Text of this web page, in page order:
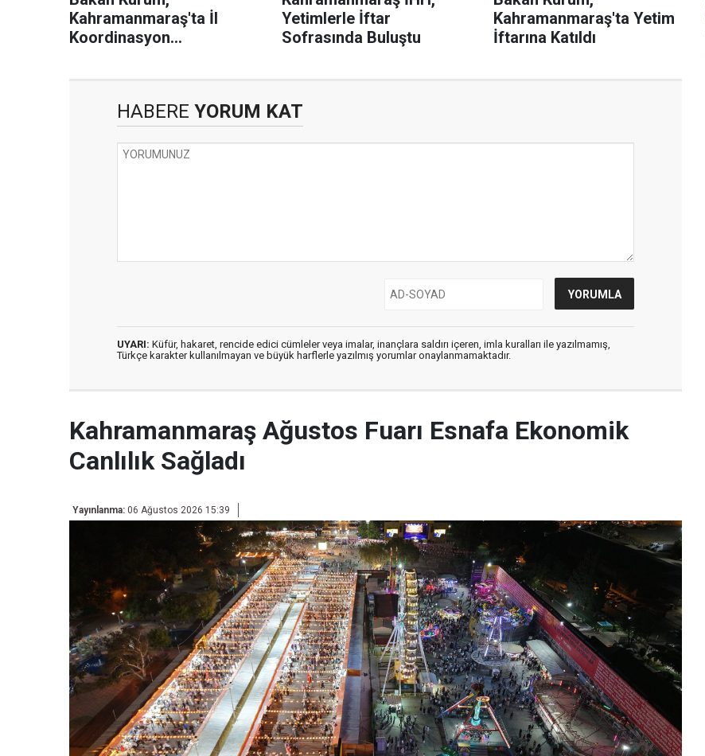
Kahramanmaraş'ta İl
Koordinasyon
Yetimlerle İftar
Sofrasında Buluştu
Kahramanmaraş'ta Yetim
İftarına Katıldı
HABERE YORUM KAT
UYARI: Küfür, hakaret, rencide edici cümleler veya imalar, inançlara saldırı içeren, imla kuralları ile yazılmamış,
Türkçe karakter kullanılmayan ve büyük harflerle yazılmış yorumlar onaylanmamaktadır.
Kahramanmaraş Ağustos Fuarı Esnafa Ekonomik
Canlılık Sağladı
Yayınlanma: 06 Ağustos 2026 15:39